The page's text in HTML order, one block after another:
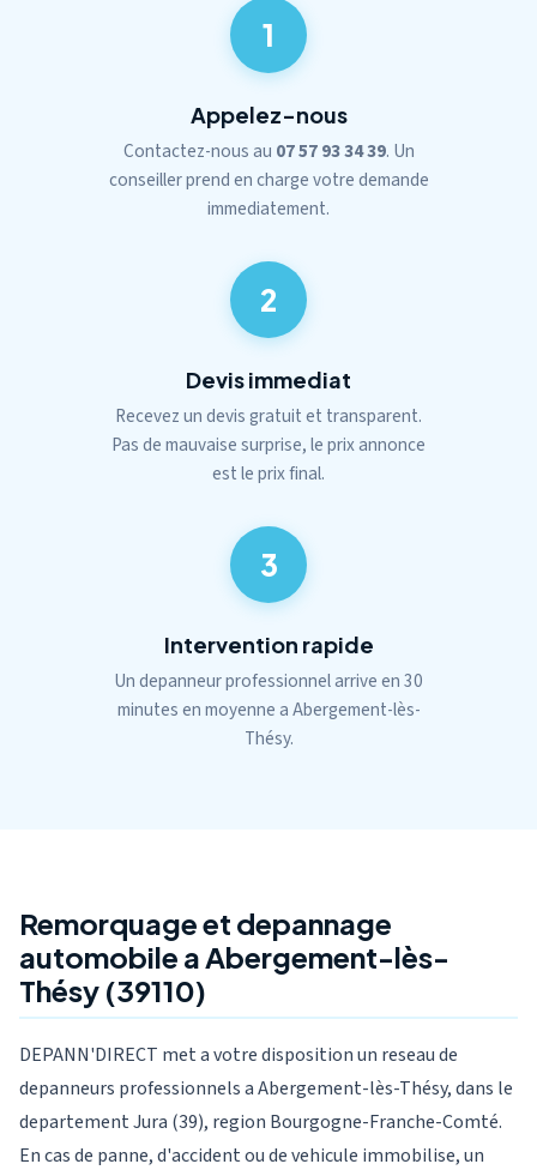
1
Appelez-nous
Contactez-nous au 07 57 93 34 39. Un
conseiller prend en charge votre demande
immediatement.
2
Devis immediat
Recevez un devis gratuit et transparent.
Pas de mauvaise surprise, le prix annonce
est le prix final.
3
Intervention rapide
Un depanneur professionnel arrive en 30
minutes en moyenne a Abergement-lès-
Thésy.
Remorquage et depannage
automobile a Abergement-lès-
Thésy (39110)
DEPANN'DIRECT met a votre disposition un reseau de
depanneurs professionnels a Abergement-lès-Thésy, dans le
departement Jura (39), region Bourgogne-Franche-Comté.
En cas de panne, d'accident ou de vehicule immobilise, un